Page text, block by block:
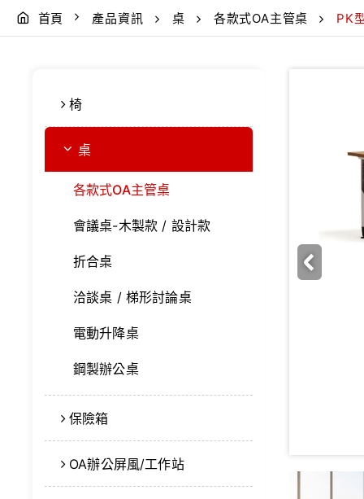
首頁 產品資訊 桌 各款式OA主管桌 PK
椅
桌
各款式OA主管桌
會議桌-木製款 / 設計款
折合桌
洽談桌 / 梯形討論桌
電動升降桌
鋼製辦公桌
保險箱
OA辦公屏風/工作站